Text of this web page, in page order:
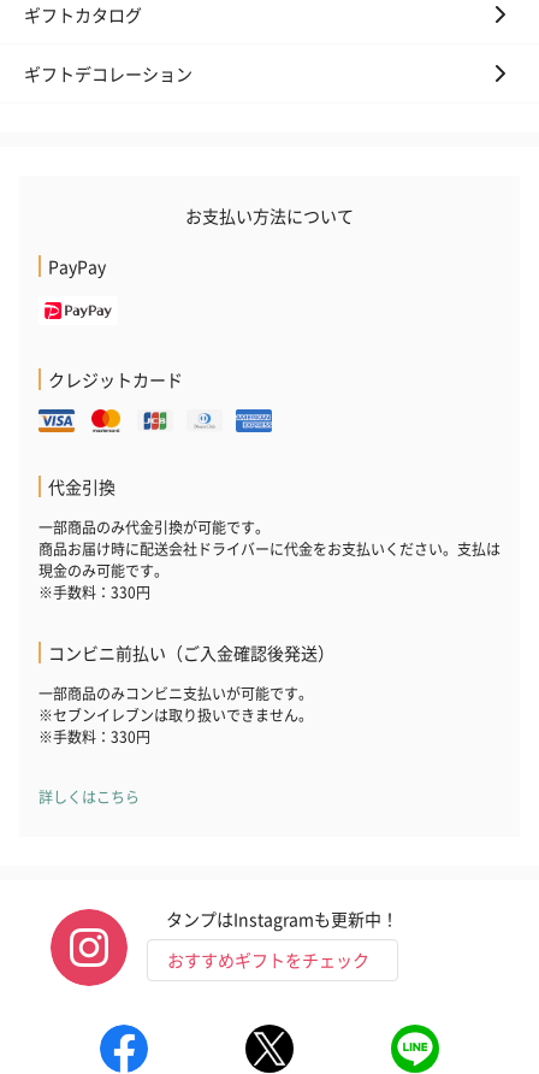
お酒を同梱してお届けいたします。
ディット（712円）
おつまみ・その他
お酒にぴったりのおつまみ・サプリを同梱してお届けいたしま
す。
のオイル漬（981円）
還暦祝いちょい足しギフト
ギフトカタログ
ギフトデコレーション
お支払い方法について
PayPay
クレジットカード
代金引換
一部商品のみ代金引換が可能です。
商品お届け時に配送会社ドライバーに代金をお支払いください。支払は
現金のみ可能です。
※手数料：330円
コンビニ前払い（ご入金確認後発送）
一部商品のみコンビニ支払いが可能です。
※セブンイレブンは取り扱いできません。
※手数料：330円
詳しくはこちら
タンプはInstagramも更新中！
おすすめギフトをチェック